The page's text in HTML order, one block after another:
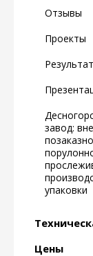
Отзывы
Проекты
завод:
упаковки
Цены